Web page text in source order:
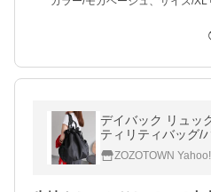
デイバック リュッ
ティリティバッグ/
レディース
ZOZOTOWN